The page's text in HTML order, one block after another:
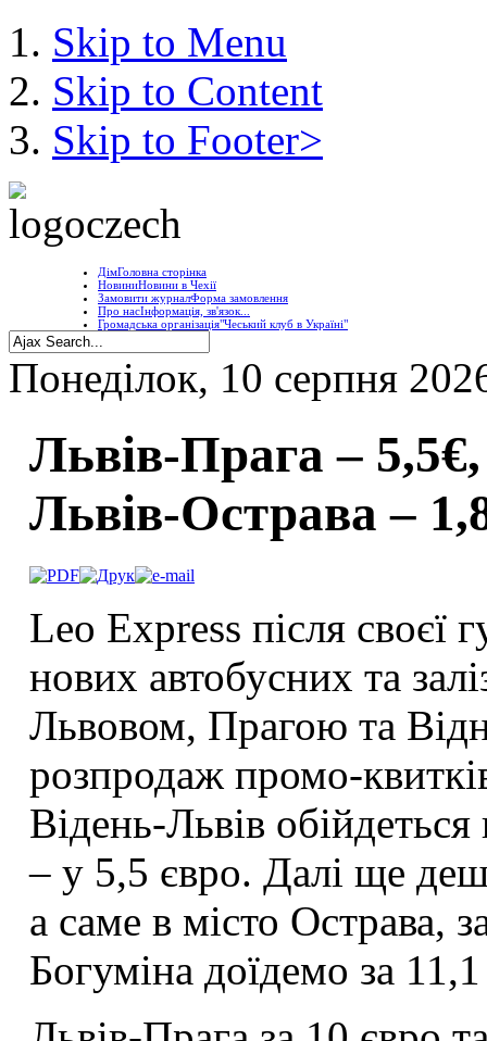
Skip to Menu
Skip to Content
Skip to Footer>
ДімГоловна сторінка
НовиниНовини в Чехії
Замовити журналФорма замовлення
Про насІнформація, зв'язок...
Громадська організація"Чеський клуб в Україні"
Понеділок, 10 серпня
Львів-Прага –
Львів-Острава –
Leo Express після своєї
нових автобусних та
Львовом, Прагою та
розпродаж промо-
Відень-Львів
– у 5,5 євро. Далі ще
а саме в місто Острава,
Богуміна доїдемо за